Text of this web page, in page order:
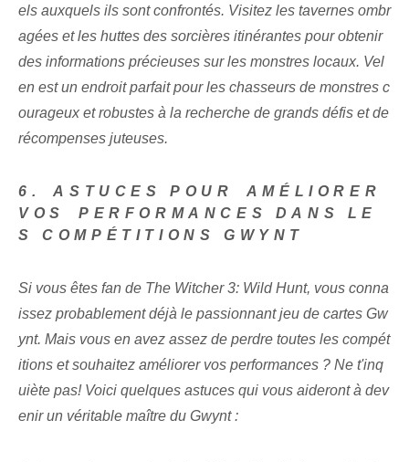
els auxquels ils sont confrontés. Visitez les tavernes ombr
agées et les huttes des sorcières itinérantes pour obtenir
des informations précieuses sur les monstres locaux. Vel
en est un endroit parfait pour les chasseurs de monstres c
ourageux et robustes à la recherche de grands défis et de
récompenses juteuses.
6.⁤ ASTUCES POUR⁢ AMÉLIORER
VOS⁣ PERFORMANCES DANS LE
S COMPÉTITIONS ‌GWYNT
Si vous êtes fan de The Witcher 3: Wild Hunt, vous conna
issez probablement déjà le passionnant jeu de cartes Gw
ynt. Mais vous en avez assez de perdre toutes les compét
itions et souhaitez améliorer vos performances ? Ne t'inq
uiète pas! Voici quelques astuces qui vous aideront à dev
enir un véritable maître du Gwynt :